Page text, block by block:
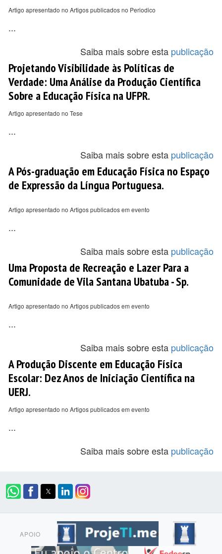
Artigo apresentado no Artigos publicados no Periodico
...
Saiba mais sobre esta publicação
Projetando Visibilidade às Políticas de
Verdade: Uma Análise da Produção Científica
Sobre a Educação Física na UFPR.
Artigo apresentado no Tese
...
Saiba mais sobre esta publicação
A Pós-graduação em Educação Física no Espaço
de Expressão da Língua Portuguesa.
Artigo apresentado no Artigos publicados em evento
...
Saiba mais sobre esta publicação
Uma Proposta de Recreação e Lazer Para a
Comunidade de Vila Santana Ubatuba - Sp.
Artigo apresentado no Artigos publicados em evento
...
Saiba mais sobre esta publicação
A Produção Discente em Educação Física
Escolar: Dez Anos de Iniciação Científica na
UERJ.
Artigo apresentado no Artigos publicados em evento
...
Saiba mais sobre esta publicação
APOIO